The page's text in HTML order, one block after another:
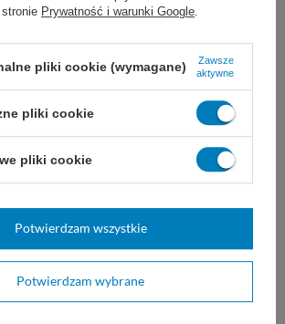
medyczne i szpitale
mniejszych, sterylnych
na bloku operacyjnym lub w
sterylizatorni (po uprzednim
stomatologiczne i lekarskie
narzędzi, osuszanie
Prywatność i warunki Google
pliki cookie (wymagane)
Zawsze
aktywne
pliki cookie
pliki cookie
Potwierdzam wybrane
Potwierdzam wszystkie